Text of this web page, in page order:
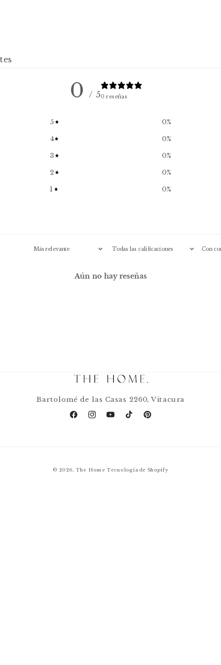
0 / 50 reseñas
5 0%
4
0%
3
0%
2
0%
1
0%
Con
Aún no hay reseñas
Bartolomé de las Casas 2260, Vitacura
FacebookInstagramYouTubeTikTokPinterest
© 2026, The Home Tecnología de Shopify